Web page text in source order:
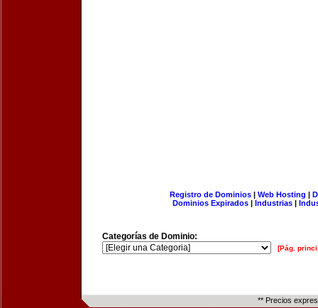
Registro de Dominios| Web Hosting |
Dominios Expirados | Industrias |
Categorías de Dominio:
[Pág.
** Precios